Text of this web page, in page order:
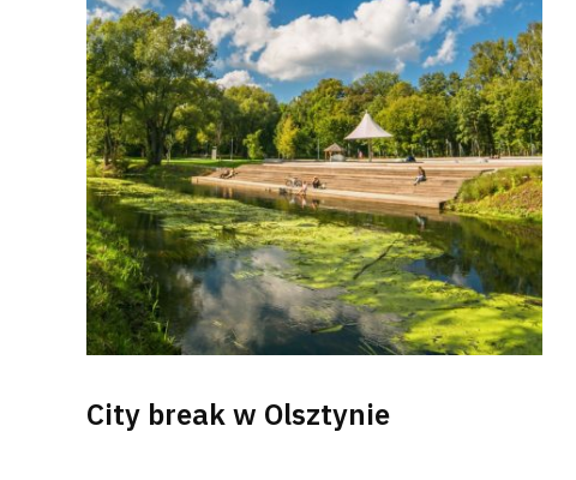
City break w Olsztynie